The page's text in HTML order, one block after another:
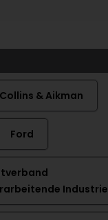
Collins & Aikman
Ford
Industrie